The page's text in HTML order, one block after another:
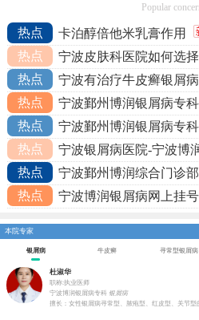
Popular
热点 卡泊醇倍他米乳膏作用
热点
宁波皮肤科医院如何选
热点
宁波有治疗牛皮癣银屑
热点
宁波鄞州博润银屑病专
热点
宁波鄞州博润银屑病专
热点
宁波银屑病医院-宁波博
热点
宁波鄞州博润综合门诊
热点
宁波博润银屑病网上挂
本院专家
银屑病 牛皮癣 寻常型银屑病
杜淑华
职称:执业医师
宁波博润银屑病专科 银屑病
擅长：女性银屑病寻常型、脓疱型、红皮型、关节型